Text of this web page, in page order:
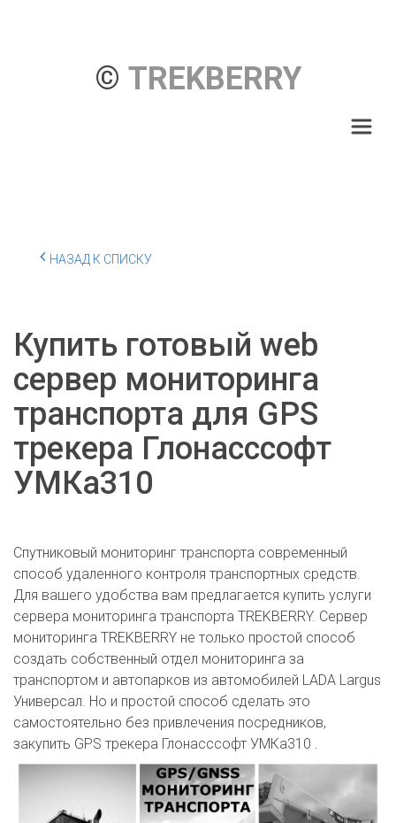
© TREKBERRY
НАЗАД К СПИСКУ
Купить готовый web
сервер мониторинга
транспорта для GPS
трекера Глонасссофт
УМКа310
Спутниковый мониторинг транспорта современный
способ удаленного контроля транспортных средств.
Для вашего удобства вам предлагается купить услуги
сервера мониторинга транспорта TREKBERRY. Сервер
мониторинга TREKBERRY не только простой способ
создать собственный отдел мониторинга за
транспортом и автопарков из автомобилей LADA Largus
Универсал. Но и простой способ сделать это
самостоятельно без привлечения посредников,
закупить GPS трекера Глонасссофт УМКа310 .